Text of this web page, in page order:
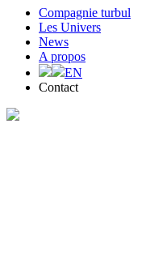
Compagnie turbul
Les Univers
News
A propos
EN
Contact